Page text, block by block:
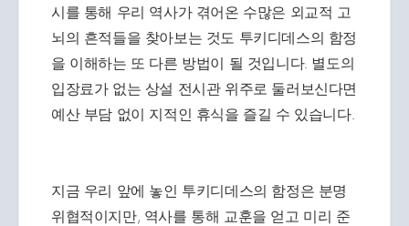
시를 통해 우리 역사가 겪어온 수많은 외교적 고
뇌의 흔적들을 찾아보는 것도 투키디데스의 함정
을 이해하는 또 다른 방법이 될 것입니다. 별도의
입장료가 없는 상설 전시관 위주로 둘러보신다면
예산 부담 없이 지적인 휴식을 즐길 수 있습니다.
지금 우리 앞에 놓인 투키디데스의 함정은 분명
위협적이지만, 역사를 통해 교훈을 얻고 미리 준